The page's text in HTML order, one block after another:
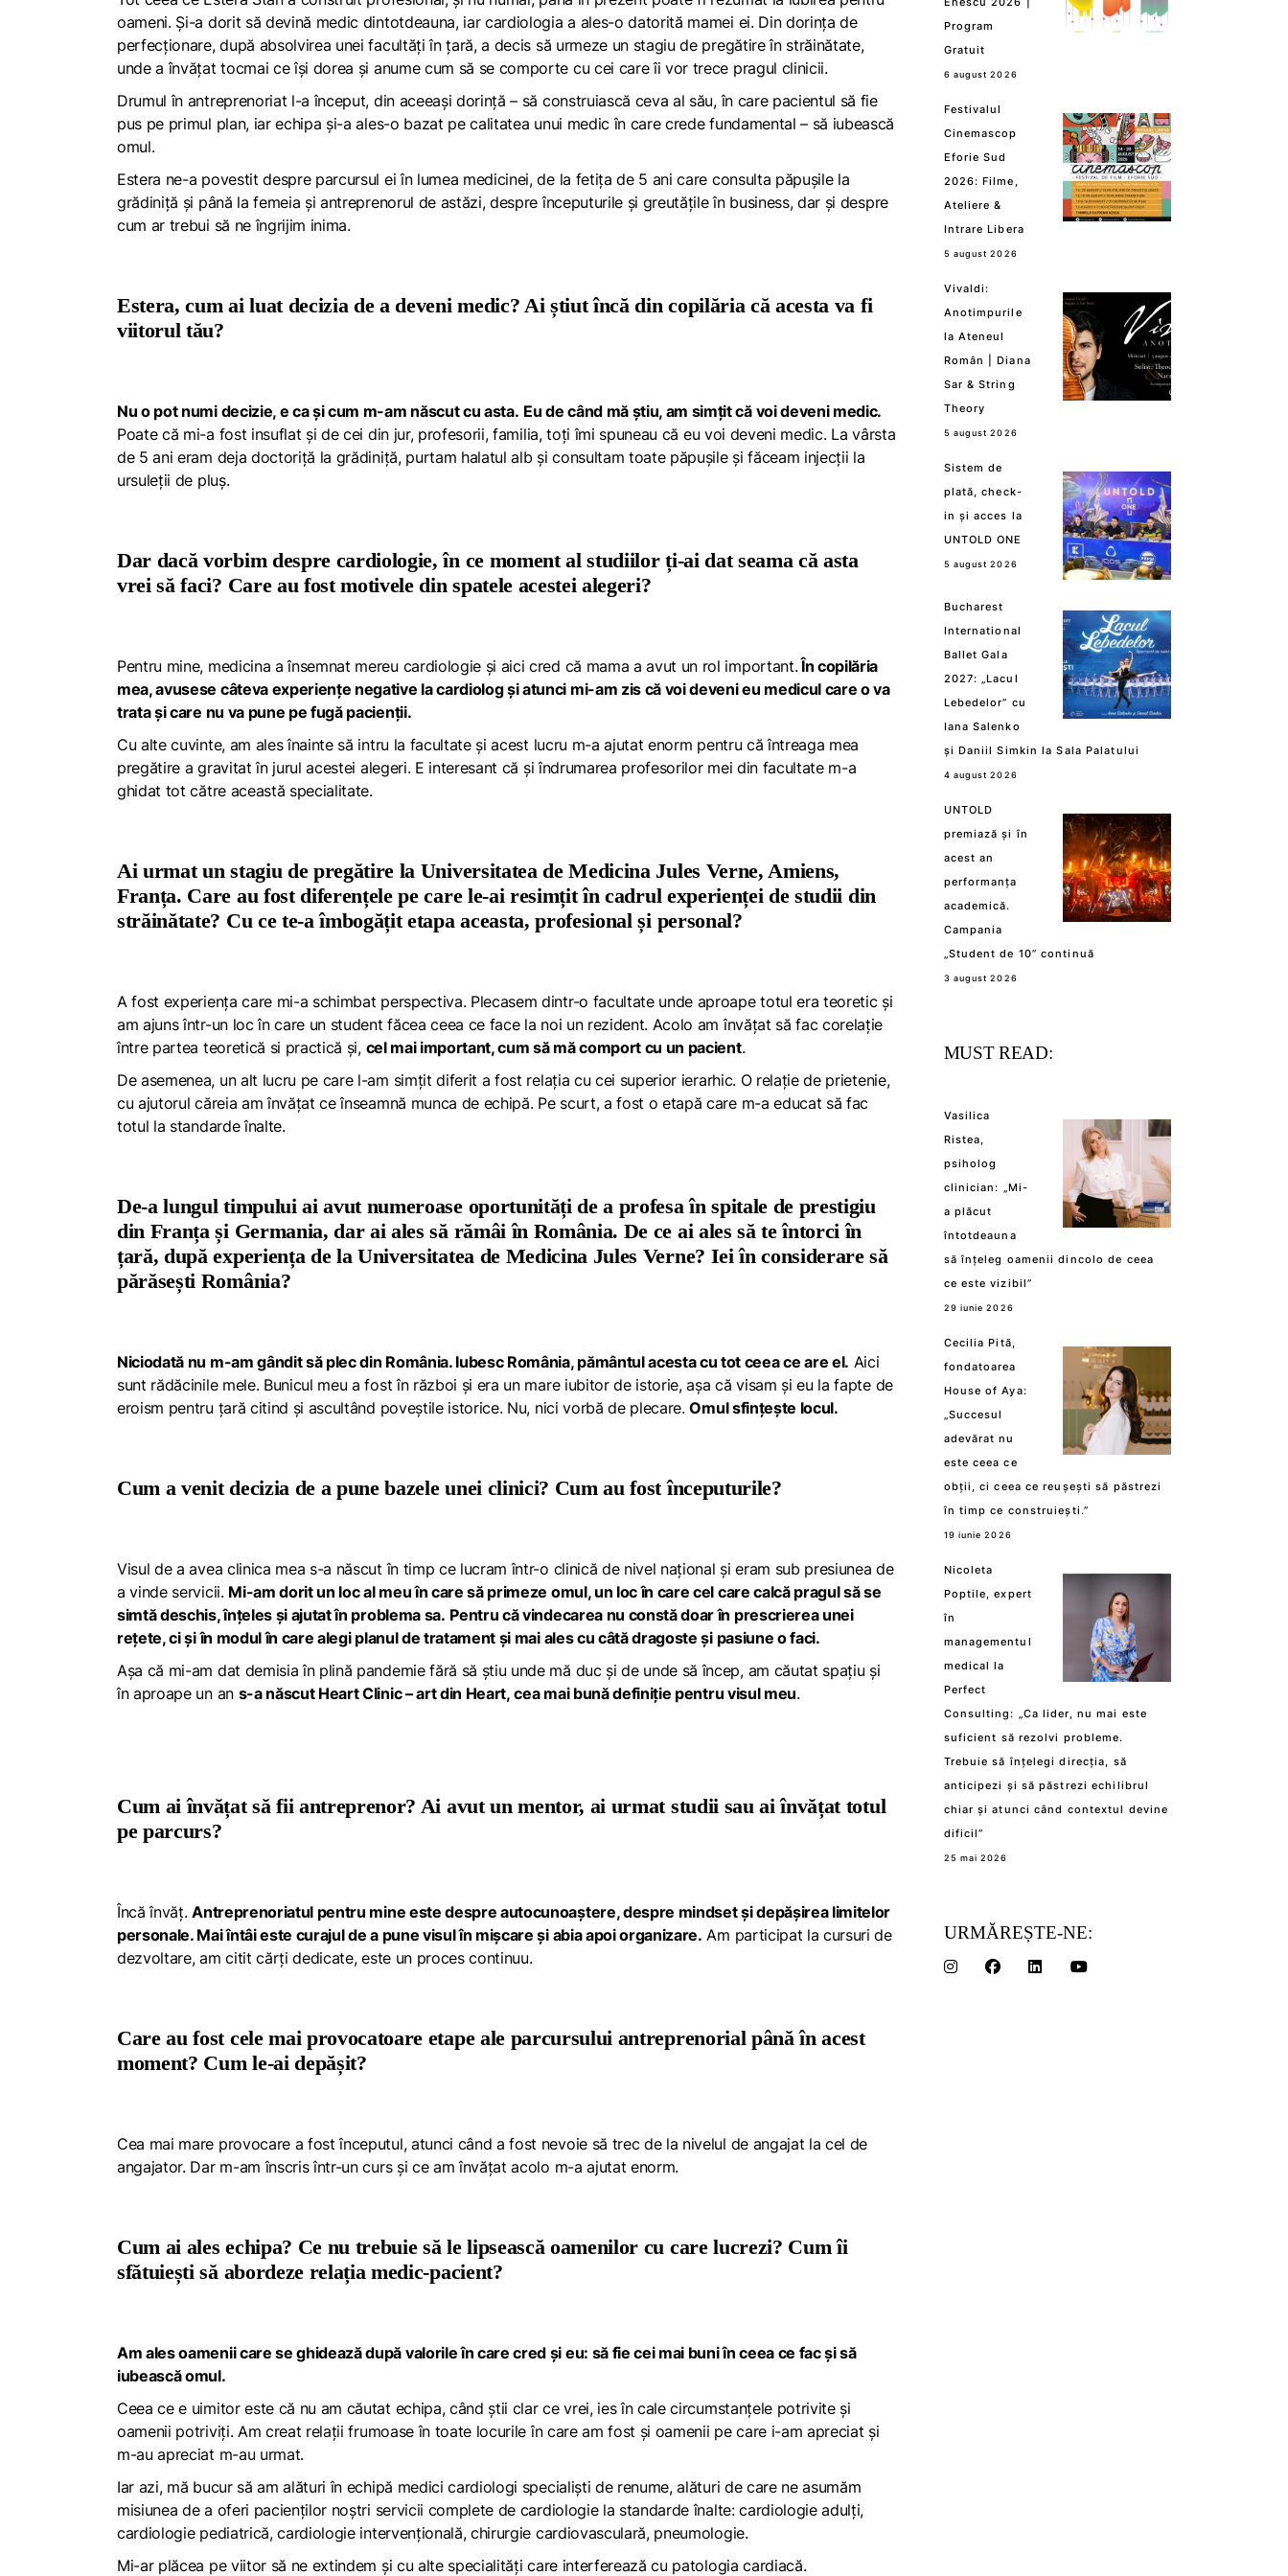
oameni. Și-a dorit să devină medic dintotdeauna, iar cardiologia a ales-o datorită mamei ei. Din dorința de
perfecționare, după absolvirea unei facultăți în țară, a decis să urmeze un stagiu de pregătire în străinătate,
unde a învățat tocmai ce își dorea și anume cum să se comporte cu cei care îi vor trece pragul clinicii.
Drumul în antreprenoriat l-a început, din aceeași dorință – să construiască ceva al său, în care pacientul să fie
pus pe primul plan, iar echipa și-a ales-o bazat pe calitatea unui medic în care crede fundamental – să iubească
omul.
Estera ne-a povestit despre parcursul ei în lumea medicinei, de la fetița de 5 ani care consulta păpușile la
grădiniță și până la femeia și antreprenorul de astăzi, despre începuturile și greutățile în business, dar și despre
cum ar trebui să ne îngrijim inima.
Estera, cum ai luat decizia de a deveni medic? Ai știut încă din copilăria că acesta va fi
viitorul tău?
Nu o pot numi decizie, e ca și cum m-am născut cu asta. Eu de când mă știu, am simțit că voi deveni medic.
Poate că mi-a fost insuflat și de cei din jur, profesorii, familia, toți îmi spuneau că eu voi deveni medic. La vârsta
de 5 ani eram deja doctoriță la grădiniță, purtam halatul alb și consultam toate păpușile și făceam injecții la
ursuleții de pluș.
Dar dacă vorbim despre cardiologie, în ce moment al studiilor ți-ai dat seama că asta
vrei să faci? Care au fost motivele din spatele acestei alegeri?
Pentru mine, medicina a însemnat mereu cardiologie și aici cred că mama a avut un rol important.În copilăria
mea, avusese câteva experiențe negative la cardiolog și atunci mi-am zis că voi deveni eu medicul care o va
trata și care nu va pune pe fugă pacienții.
Cu alte cuvinte, am ales înainte să intru la facultate și acest lucru m-a ajutat enorm pentru că întreaga mea
pregătire a gravitat în jurul acestei alegeri. E interesant că și îndrumarea profesorilor mei din facultate m-a
ghidat tot către această specialitate.
Ai urmat un stagiu de pregătire la Universitatea de Medicina Jules Verne, Amiens,
Franța. Care au fost diferențele pe care le-ai resimțit în cadrul experienței de studii din
străinătate? Cu ce te-a îmbogățit etapa aceasta, profesional și personal?
A fost experiența care mi-a schimbat perspectiva. Plecasem dintr-o facultate unde aproape totul era teoretic și
am ajuns într-un loc în care un student făcea ceea ce face la noi un rezident. Acolo am învățat să fac corelație
între partea teoretică si practică și, cel mai important, cum să mă comport cu un pacient.
De asemenea, un alt lucru pe care l-am simțit diferit a fost relația cu cei superior ierarhic. O relație de prietenie,
cu ajutorul căreia am învățat ce înseamnă munca de echipă. Pe scurt, a fost o etapă care m-a educat să fac
totul la standarde înalte.
De-a lungul timpului ai avut numeroase oportunități de a profesa în spitale de prestigiu
din Franța și Germania, dar ai ales să rămâi în România. De ce ai ales să te întorci în
țară, după experiența de la Universitatea de Medicina Jules Verne? Iei în considerare să
părăsești România?
Niciodată nu m-am gândit să plec din România. Iubesc România, pământul acesta cu tot ceea ce are el. Aici
sunt rădăcinile mele. Bunicul meu a fost în război și era un mare iubitor de istorie, așa că visam și eu la fapte de
eroism pentru țară citind și ascultând poveștile istorice. Nu, nici vorbă de plecare.Omul sfințește locul.
Cum a venit decizia de a pune bazele unei clinici? Cum au fost începuturile?
Visul de a avea clinica mea s-a născut în timp ce lucram într-o clinică de nivel național și eram sub presiunea de
a vinde servicii. Mi-am dorit un loc al meu în care să primeze omul, un loc în care cel care calcă pragul să se
simtă deschis, înțeles și ajutat în problema sa. Pentru că vindecarea nu constă doar în prescrierea unei
rețete, ci și în modul în care alegi planul de tratament și mai ales cu câtă dragoste și pasiune o faci.
Așa că mi-am dat demisia în plină pandemie fără să știu unde mă duc și de unde să încep, am căutat spațiu și
în aproape un an s-a născut Heart Clinic – art din Heart, cea mai bună definiție pentru visul meu.
Cum ai învățat să fii antreprenor? Ai avut un mentor, ai urmat studii sau ai învățat totul
pe parcurs?
Încă învăț.Antreprenoriatul pentru mine este despre autocunoaștere, despre mindset și depășirea limitelor
personale. Mai întâi este curajul de a pune visul în mișcare și abia apoi organizare. Am participat la cursuri de
dezvoltare, am citit cărți dedicate, este un proces continuu.
Care au fost cele mai provocatoare etape ale parcursului antreprenorial până în acest
moment? Cum le-ai depășit?
Cea mai mare provocare a fost începutul, atunci când a fost nevoie să trec de la nivelul de angajat la cel de
angajator. Dar m-am înscris într-un curs și ce am învățat acolo m-a ajutat enorm.
Cum ai ales echipa? Ce nu trebuie să le lipsească oamenilor cu care lucrezi? Cum îi
sfătuiești să abordeze relația medic-pacient?
Am ales oamenii care se ghidează după valorile în care cred și eu: să fie cei mai buni în ceea ce fac și să
iubească omul.
Ceea ce e uimitor este că nu am căutat echipa, când știi clar ce vrei, ies în cale circumstanțele potrivite și
oamenii potriviți. Am creat relații frumoase în toate locurile în care am fost și oamenii pe care i-am apreciat și
m-au apreciat m-au urmat.
Iar azi, mă bucur să am alături în echipă medici cardiologi specialiști de renume, alături de care ne asumăm
misiunea de a oferi pacienților noștri servicii complete de cardiologie la standarde înalte: cardiologie adulți,
cardiologie pediatrică, cardiologie intervențională, chirurgie cardiovasculară, pneumologie.
Mi-ar plăcea pe viitor să ne extindem și cu alte specialități care interferează cu patologia cardiacă.
Program
Gratuit
6 august 2026
Festivalul
Cinemascop
Eforie Sud
2026: Filme,
Ateliere &
Intrare Libera
5 august 2026
Vivaldi:
Anotimpurile
la Ateneul
Român | Diana
Sar & String
Theory
5 august 2026
Sistem de
plată, check-
in și acces la
UNTOLD ONE
5 august 2026
Bucharest
International
Ballet Gala
2027: „Lacul
Lebedelor” cu
Iana Salenko
și Daniil Simkin la Sala Palatului
4 august 2026
UNTOLD
premiază și în
acest an
performanța
academică.
Campania
„Student de 10” continuă
3 august 2026
MUST READ:
Vasilica
Ristea,
psiholog
clinician: „Mi-
a plăcut
întotdeauna
să înțeleg oamenii dincolo de ceea
ce este vizibil”
29 iunie 2026
Cecilia Pită,
fondatoarea
House of Aya:
„Succesul
adevărat nu
este ceea ce
obții, ci ceea ce reușești să păstrezi
în timp ce construiești.”
19 iunie 2026
Nicoleta
Poptile, expert
în
managementul
medical la
Perfect
Consulting: „Ca lider, nu mai este
suficient să rezolvi probleme.
Trebuie să înțelegi direcția, să
anticipezi și să păstrezi echilibrul
chiar și atunci când contextul devine
dificil”
25 mai 2026
URMĂREȘTE-NE: